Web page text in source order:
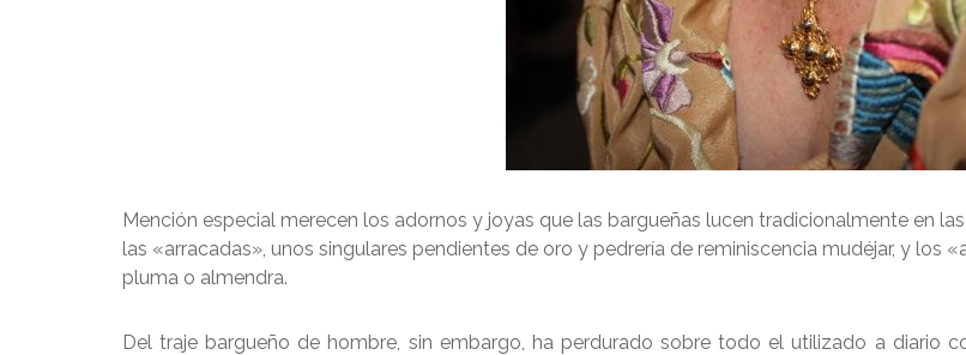
Mención especial merecen los adornos y joyas que las bargueñas lucen tradicionalmente en
las «arracadas», unos singulares pendientes de oro y pedrería de reminiscencia mudéjar, y los
pluma o almendra.
Del traje bargueño de hombre, sin embargo, ha perdurado sobre todo el utilizado a diario